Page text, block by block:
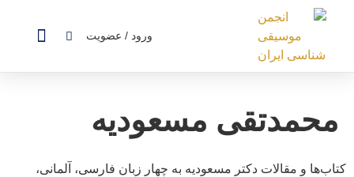
ورود / عضویت
محمدتقی مسعودیه
کتاب‌ها و مقالات دکتر مسعودیه به چهار زبان فارسی، آلمانی،